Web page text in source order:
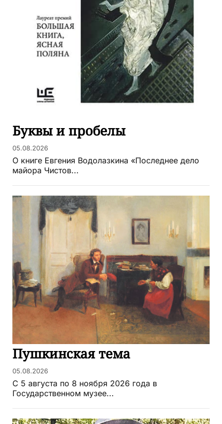
Буквы и пробелы
05.08.2026
О книге Евгения Водолазкина «Последнее дело
майора Чистов...
Пушкинская тема
05.08.2026
С 5 августа по 8 ноября 2026 года в
Государственном музее...